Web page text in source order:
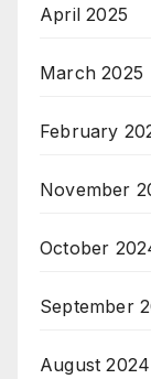
April 2025
March 2025
February
November
October
September
August 2024